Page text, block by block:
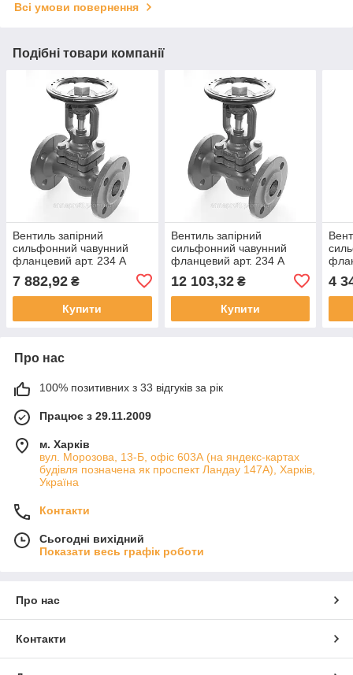
Всі умови повернення
Подібні товари компанії
Вентиль запірний
сильфонний чавунний
фланцевий арт. 234 A
7 882,92 ₴
Купити
Вентиль запірний
сильфонний чавунний
фланцевий арт. 234 A
12 103,32₴
Купити
4
Про нас
100% позитивних з 33 відгуків за рік
Працює з 29.11.2009
м. Харків
вул. Морозова, 13-Б, офіс 603А (на яндекс-картах
будівля позначена як проспект Ландау 147А), Харків,
Україна
Контакти
Сьогодні вихідний
Показати весь графік роботи
Про нас
Контакти